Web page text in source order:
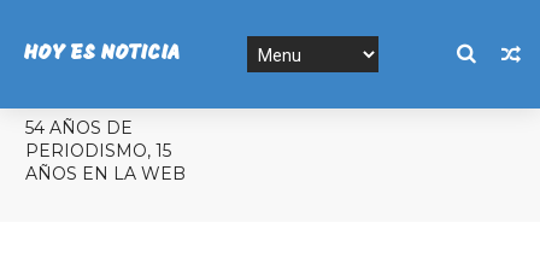
HOY ES NOTICIA
54 AÑOS DE
PERIODISMO, 15
AÑOS EN LA WEB